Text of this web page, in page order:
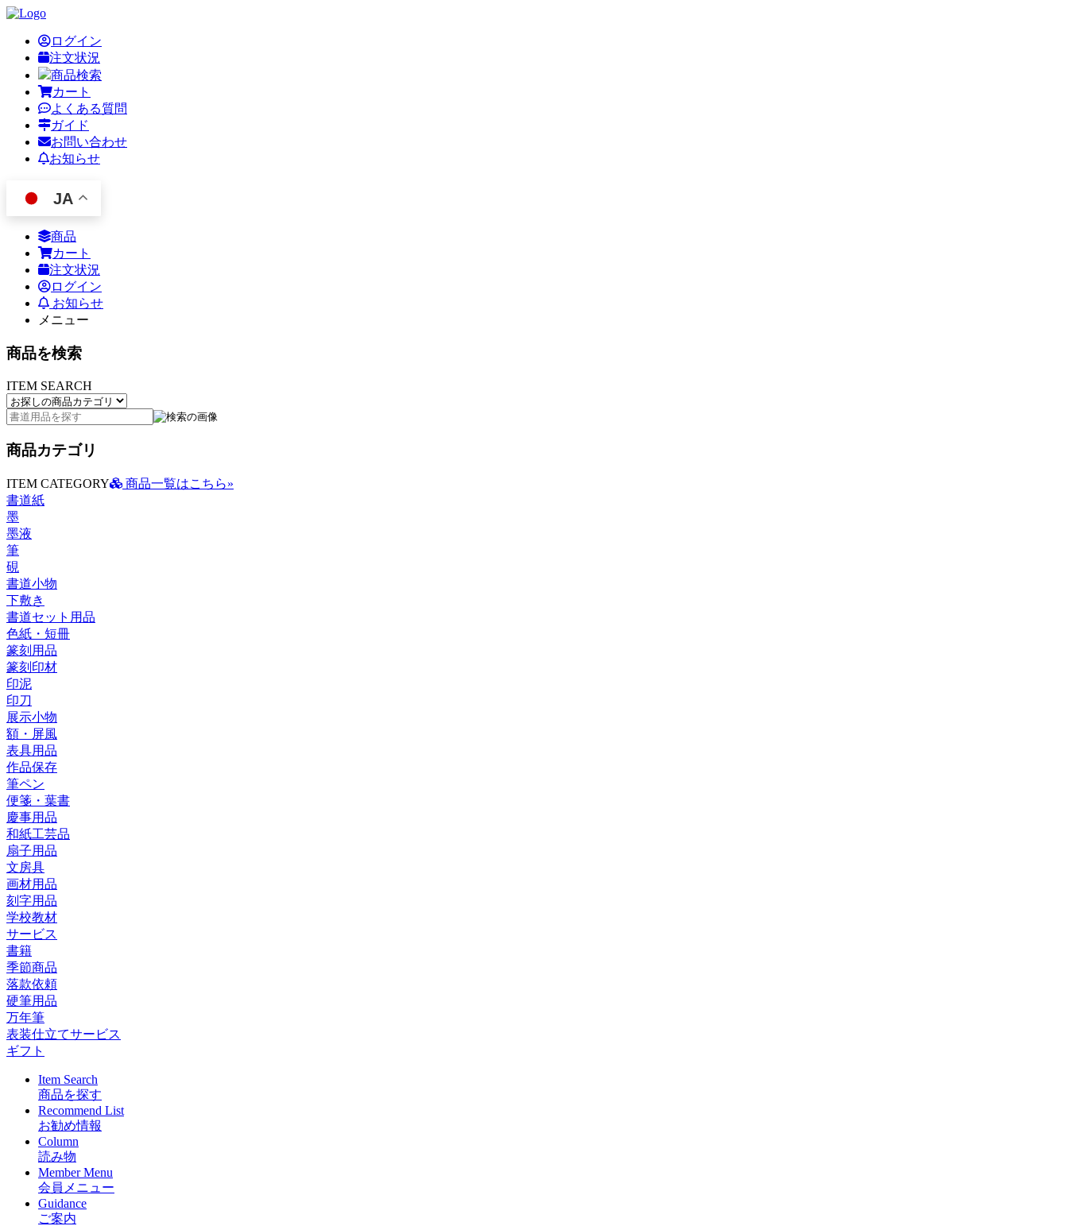
ログイン
注文状況
商品検索
カート
よくある質問
ガイド
お問い合わせ
お知らせ
JA
商品
カート
注文状況
ログイン
お知らせ
メニュー
商品を検索
ITEM SEARCH
商品カテゴリ
ITEM CATEGORY
商品一覧はこちら»
書道紙
墨
墨液
筆
硯
書道小物
下敷き
書道セット用品
色紙・短冊
篆刻用品
篆刻印材
印泥
印刀
展示小物
額・屏風
表具用品
作品保存
筆ペン
便箋・葉書
慶事用品
和紙工芸品
扇子用品
文房具
画材用品
刻字用品
学校教材
サービス
書籍
季節商品
落款依頼
硬筆用品
万年筆
表装仕立てサービス
ギフト
Item Search
商品を探す
Recommend List
お勧め情報
Column
読み物
Member Menu
会員メニュー
Guidance
ご案内